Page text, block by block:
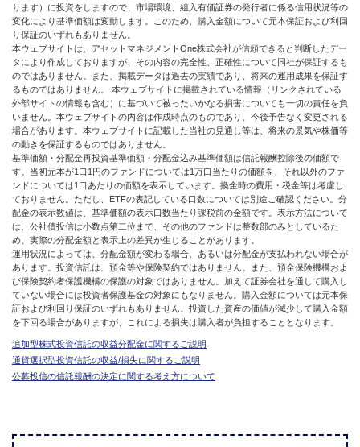
ります）に投資をしますので、市場環境、組入有価証券の発行者に係る信用状況等の
変化により基準価額は変動します。このため、購入金額について元本保証および利回
り保証のいずれもありません。
本ウェブサイトは、アセットマネジメントOne株式会社が信頼できると判断したデー
タにより作成しておりますが、その内容の完全性、正確性について同社が保証するも
のではありません。また、掲載データは過去の実績であり、将来の運用成果を保証す
るものではありません。 本ウェブサイトに掲載されている情報（リンクされている
外部サイトの情報も含む）に基づいて被ったいかなる損害についても一切の責任を負
いません。本ウェブサイトの内容は作成時点のものであり、今後予告なく変更される
場合があります。本ウェブサイトに記載した当社の見通し等は、将来の景気や株価等
の動きを保証するものではありません。
基準価額・分配金再投資基準価額・分配金込み基準価額は信託報酬控除後の価額で
す。当初元本が1口1円のファンドについては1万口当たりの価額を、それ以外のファ
ンドについては1口あたりの価額を表示しています。換金時の費用・税金等は考慮し
ておりません。ただし、ETFの表記している口数については別途ご確認ください。分
配金の表示数値は、基準価額の表示口数当たり課税前の金額です。表示方法について
は、公社債投信は小数点第二位まで、その他のファンドは整数部のみとしているた
め、実際の分配金額と表示上の差異が生じることがあります。
運用状況によっては、分配金額が変わる場合、あるいは分配金が支払われない場合が
あります。投資信託は、預金等や保険契約ではありません。また、預金保険機構およ
び保険契約者保護機構の保護の対象ではありません。加えて証券会社を通して購入し
ていない場合には投資者保護基金の対象にもなりません。購入金額については元本保
証および利回り保証のいずれもありません。投資した資産の価値が減少して購入金額
を下回る場合がありますが、これによる損失は購入者が負担することとなります。
追加型株式投資信託の収益分配金に関するご説明
通貨選択型投資信託の収益/損失に関するご説明
公募投信の信託報酬の決定に関する考え方について